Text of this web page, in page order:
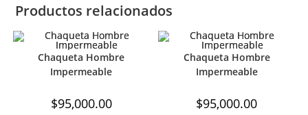
Productos relacionados
Chaqueta Hombre
Impermeable
$95,000.00
Chaqueta Hombre
Impermeable
$95,000.00